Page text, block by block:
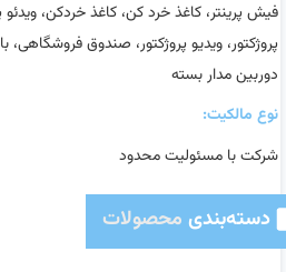
فیش پرینتر، کاغذ خرد کن، کاغذ خردکن، ویدئو
پروژکتور، ویدیو پروژکتور، صندوق فروشگاهی،
دوربین مدار بسته
نوع مالکیت:
شرکت با مسئولیت محدود
دسته‌بندی محصولات